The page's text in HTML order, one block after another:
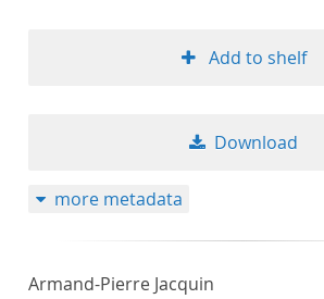
Add to shelf
Download
more metadata
Armand-Pierre Jacquin